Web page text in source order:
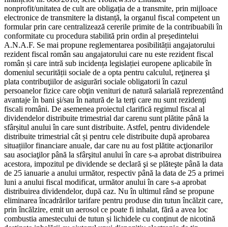
nonprofit/unitatea de cult are obligația de a transmite, prin mijloace
electronice de transmitere la distanță, la organul fiscal competent un
formular prin care centralizează cererile primite de la contribuabili în
conformitate cu procedura stabilită prin ordin al președintelui
A.N.A.F. Se mai propune reglementarea posibilității angajatorului
rezident fiscal român sau angajatorului care nu este rezident fiscal
român și care intră sub incidența legislației europene aplicabile în
domeniul securității sociale de a opta pentru calculul, reţinerea şi
plata contribuţiilor de asigurări sociale obligatorii în cazul
persoanelor fizice care obţin venituri de natură salarială reprezentând
avantaje în bani şi/sau în natură de la terţi care nu sunt rezidenţi
fiscali români. De asemenea proiectul clarifică regimul fiscal al
dividendelor distribuite trimestrial dar carenu sunt plătite până la
sfârșitul anului în care sunt distribuite. Astfel, pentru dividendele
distribuite trimestrial cât și pentru cele distribuite după aprobarea
situațiilor financiare anuale, dar care nu au fost plătite acţionarilor
sau asociaţilor până la sfârşitul anului în care s-a aprobat distribuirea
acestora, impozitul pe dividende se declară şi se plăteşte până la data
de 25 ianuarie a anului următor, respectiv până la data de 25 a primei
luni a anului fiscal modificat, următor anului în care s-a aprobat
distribuirea dividendelor, după caz. Nu în ultimul rând se propune
eliminarea încadrărilor tarifare pentru produse din tutun încălzit care,
prin încălzire, emit un aerosol ce poate fi inhalat, fără a avea loc
combustia amestecului de tutun și lichidele cu conţinut de nicotină